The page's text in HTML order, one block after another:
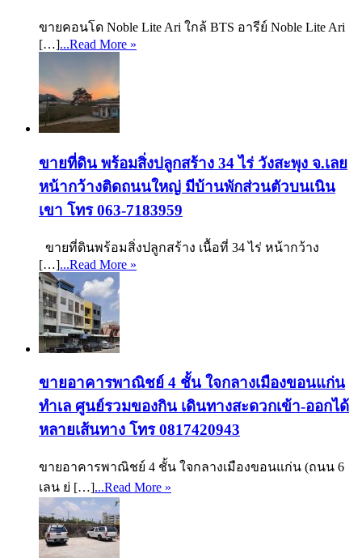
ขายคอนโด Noble Lite Ari ใกล้ BTS อารีย์ Noble Lite Ari
[…]...Read More »
ขายที่ดิน พร้อมสิ่งปลูกสร้าง 34 ไร่ วังสะพุง จ.เลย
หน้ากว้างติดถนนใหญ่ มีบ้านพักส่วนตัวบนเนิน
เขา โทร 063-7183959
ขายที่ดินพร้อมสิ่งปลูกสร้าง เนื้อที่ 34 ไร่ หน้ากว้าง
[…]...Read More »
ขายอาคารพาณิชย์ 4 ชั้น ใจกลางเมืองขอนแก่น
ทำเล ศูนย์รวมของกิน เดินทางสะดวกเข้า-ออกได้
หลายเส้นทาง โทร 0817420943
ขายอาคารพาณิชย์ 4 ชั้น ใจกลางเมืองขอนแก่น (ถนน 6
เลน ย่ […]...Read More »